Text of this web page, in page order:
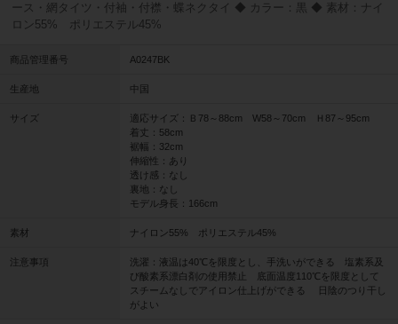
ース・網タイツ・付袖・付襟・蝶ネクタイ ◆ カラー：黒 ◆ 素材：ナイ
ロン55% ポリエステル45%
商品管理番号 A0247BK
生産地 中国
サイズ
適応サイズ：Ｂ78～88cm W58～70cm Ｈ87～95cm
着丈：58cm
裾幅：32cm
伸縮性：あり
透け感：なし
裏地：なし
モデル身長：166cm
素材 ナイロン55% ポリエステル45%
注意事項
洗濯：液温は40℃を限度とし、手洗いができる 塩素系及
び酸素系漂白剤の使用禁止 底面温度110℃を限度として
スチームなしでアイロン仕上げができる 日陰のつり干し
がよい